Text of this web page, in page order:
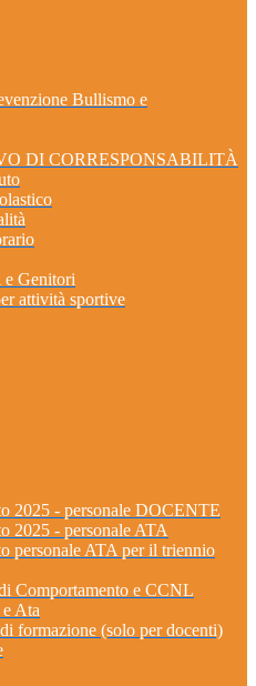
Bullismo e
DI CORRESPONSABILITÀ
e Genitori
attività sportive
2025 - personale DOCENTE
2025 - personale ATA
personale ATA per il triennio
Comportamento e CCNL
Ata
formazione (solo per docenti)